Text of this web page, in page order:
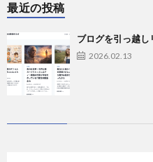
最近の投稿
ブログを引っ越
2026.02.13